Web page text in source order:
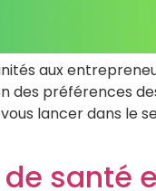
aux
des préférences
lancer dans le